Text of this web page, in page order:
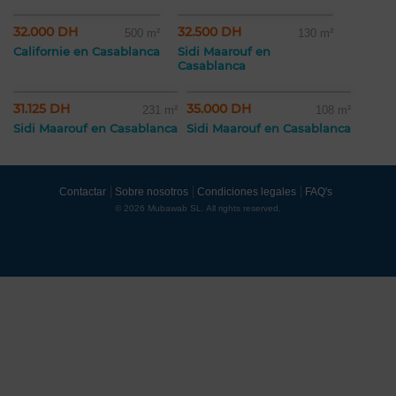
32.000 DH 500 m²
Californie en Casablanca
32.500 DH 130 m²
Sidi Maarouf en
Casablanca
31.125 DH 231 m²
Sidi Maarouf en Casablanca
35.000 DH 108 m²
Sidi Maarouf en Casablanca
Contactar Sobre nosotros Condiciones legales FAQ's
© 2026 Mubawab SL. All rights reserved.